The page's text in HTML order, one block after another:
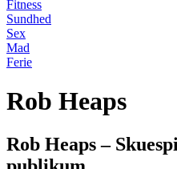
Fitness
Sundhed
Sex
Mad
Ferie
Rob Heaps
Rob Heaps –